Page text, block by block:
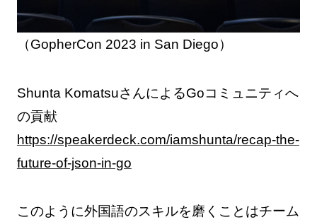
（GopherCon 2023 in San Diego）
Shunta KomatsuさんによるGoコミュニティへ
の貢献
https://speakerdeck.com/iamshunta/recap-the-
future-of-json-in-go
このように外国語のスキルを磨くことはチーム